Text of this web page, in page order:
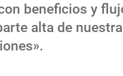
beneficios y
alta de